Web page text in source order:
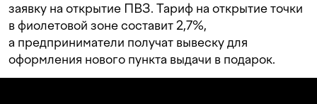
заявку на открытие ПВЗ. Тариф на открытие точки
в фиолетовой зоне составит 2,7%,
а предприниматели получат вывеску для
оформления нового пункта выдачи в подарок.